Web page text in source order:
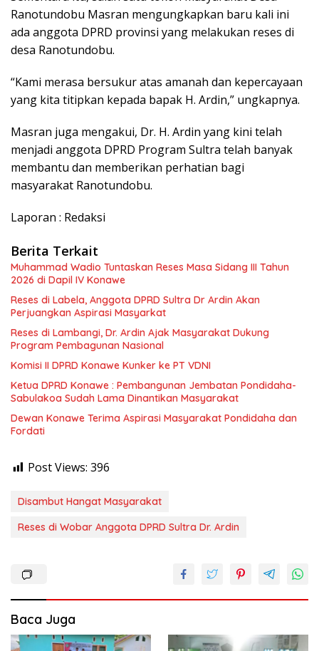
Ranotundobu Masran mengungkapkan baru kali ini
ada anggota DPRD provinsi yang melakukan reses di
desa Ranotundobu.
“Kami merasa bersukur atas amanah dan kepercayaan
yang kita titipkan kepada bapak H. Ardin,” ungkapnya.
Masran juga mengakui, Dr. H. Ardin yang kini telah
menjadi anggota DPRD Program Sultra telah banyak
membantu dan memberikan perhatian bagi
masyarakat Ranotundobu.
Laporan : Redaksi
Berita Terkait
Muhammad Wadio Tuntaskan Reses Masa Sidang III Tahun
2026 di Dapil IV Konawe
Reses di Labela, Anggota DPRD Sultra Dr Ardin Akan
Perjuangkan Aspirasi Masyarkat
Reses di Lambangi, Dr. Ardin Ajak Masyarakat Dukung
Program Pembagunan Nasional
Komisi II DPRD Konawe Kunker ke PT VDNI
Ketua DPRD Konawe : Pembangunan Jembatan Pondidaha-
Sabulakoa Sudah Lama Dinantikan Masyarakat
Dewan Konawe Terima Aspirasi Masyarakat Pondidaha dan
Fordati
Post Views: 396
Disambut Hangat Masyarakat
Reses di Wobar Anggota DPRD Sultra Dr. Ardin
Baca Juga